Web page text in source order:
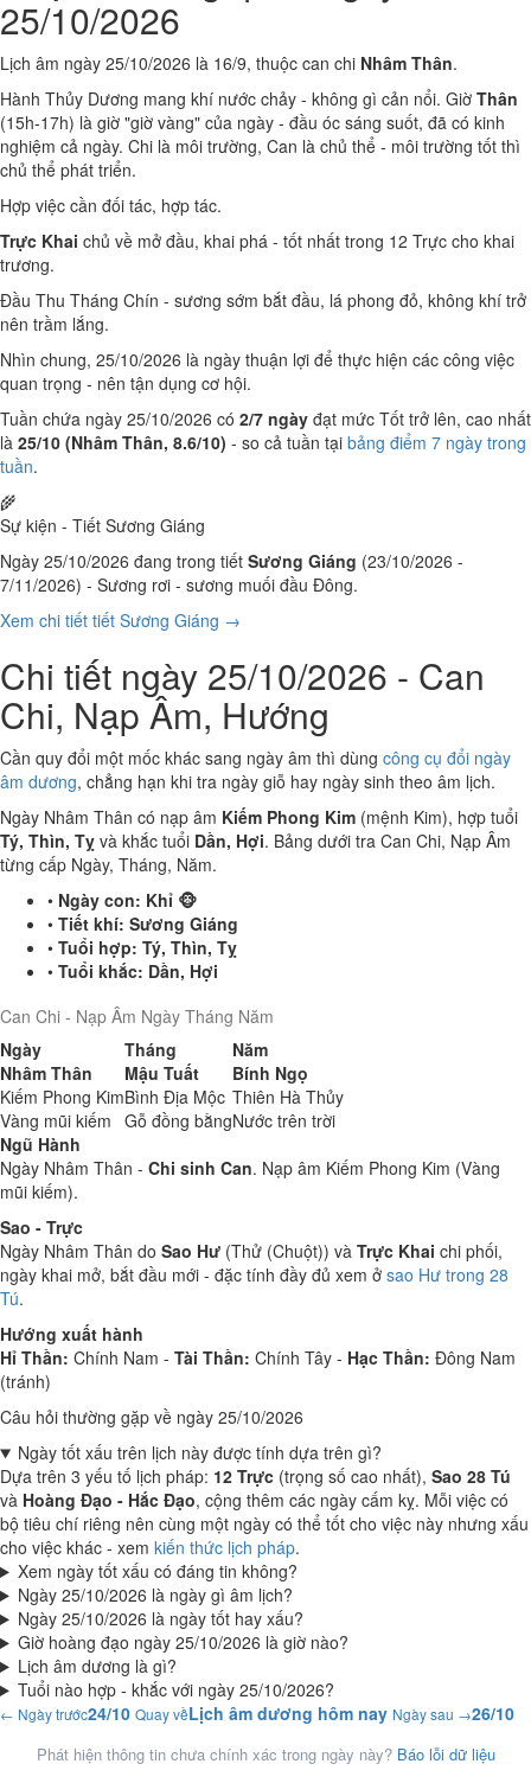
25/10/2026
Lịch âm ngày 25/10/2026 là 16/9, thuộc can chi Nhâm Thân.
Hành Thủy Dương mang khí nước chảy - không gì cản nổi. Giờ Thân
(15h-17h) là giờ "giờ vàng" của ngày - đầu óc sáng suốt, đã có kinh
nghiệm cả ngày. Chi là môi trường, Can là chủ thể - môi trường tốt thì
chủ thể phát triển.
Hợp việc cần đối tác, hợp tác.
Trực Khai chủ về mở đầu, khai phá - tốt nhất trong 12 Trực cho khai
trương.
Đầu Thu Tháng Chín - sương sớm bắt đầu, lá phong đỏ, không khí trở
nên trầm lắng.
Nhìn chung, 25/10/2026 là ngày thuận lợi để thực hiện các công việc
quan trọng - nên tận dụng cơ hội.
Tuần chứa ngày 25/10/2026 có 2/7 ngày đạt mức Tốt trở lên, cao nhất
là 25/10 (Nhâm Thân, 8.6/10) - so cả tuần tại bảng điểm 7 ngày trong
tuần.
🌾
Sự kiện - Tiết Sương Giáng
Ngày 25/10/2026 đang trong tiết Sương Giáng (23/10/2026 -
7/11/2026) - Sương rơi - sương muối đầu Đông.
Xem chi tiết tiết Sương Giáng →
Chi tiết ngày 25/10/2026 - Can
Chi, Nạp Âm, Hướng
Cần quy đổi một mốc khác sang ngày âm thì dùng công cụ đổi ngày
âm dương, chẳng hạn khi tra ngày giỗ hay ngày sinh theo âm lịch.
Ngày Nhâm Thân có nạp âm Kiếm Phong Kim (mệnh Kim), hợp tuổi
Tý, Thìn, Tỵ và khắc tuổi Dần, Hợi. Bảng dưới tra Can Chi, Nạp Âm
từng cấp Ngày, Tháng, Năm.
• Ngày con: Khỉ 🐵
• Tiết khí: Sương Giáng
• Tuổi hợp: Tý, Thìn, Tỵ
• Tuổi khắc: Dần, Hợi
Can Chi - Nạp Âm Ngày Tháng Năm
Ngày
Tháng
Năm
Nhâm Thân
Mậu Tuất
Bính Ngọ
Kiếm Phong KimBình Địa Mộc Thiên Hà Thủy
Vàng mũi kiếm Gỗ đồng bằngNước trên trời
Ngũ Hành
Ngày Nhâm Thân - Chi sinh Can. Nạp âm Kiếm Phong Kim (Vàng
mũi kiếm).
Sao - Trực
Ngày Nhâm Thân do Sao Hư (Thử (Chuột)) và Trực Khai chi phối,
ngày khai mở, bắt đầu mới - đặc tính đầy đủ xem ở sao Hư trong 28
Tú.
Hướng xuất hành
Hỉ Thần: Chính Nam - Tài Thần: Chính Tây - Hạc Thần: Đông Nam
(tránh)
Câu hỏi thường gặp về ngày 25/10/2026
Ngày tốt xấu trên lịch này được tính dựa trên gì?
Dựa trên 3 yếu tố lịch pháp: 12 Trực (trọng số cao nhất), Sao 28 Tú
và Hoàng Đạo - Hắc Đạo, cộng thêm các ngày cấm kỵ. Mỗi việc có
bộ tiêu chí riêng nên cùng một ngày có thể tốt cho việc này nhưng xấu
cho việc khác - xem kiến thức lịch pháp.
Xem ngày tốt xấu có đáng tin không?
Ngày 25/10/2026 là ngày gì âm lịch?
Ngày 25/10/2026 là ngày tốt hay xấu?
Giờ hoàng đạo ngày 25/10/2026 là giờ nào?
Lịch âm dương là gì?
Tuổi nào hợp - khắc với ngày 25/10/2026?
← Ngày trước24/10 Quay vềLịch âm dương hôm nay Ngày sau →26/10
Phát hiện thông tin chưa chính xác trong ngày này? Báo lỗi dữ liệu